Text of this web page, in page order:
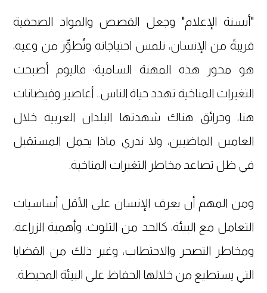
"أنسنة الإعلام" وجعل القصص والمواد الصحفية
قريبةً من الإنسان، تلمس احتياجاته وتُطوِّر من وعيه،
هو محور هذه المهنة السامية؛ فاليوم أصبحت
التغيرات المناخية تهدد حياة الناس.. أعاصير وفيضانات
هنا، وحرائق هناك شهدتها البلدان العربية خلال
العامين الماضيين، ولا ندري ماذا يحمل المستقبل
في ظل تصاعد مخاطر التغيرات المناخية.
ومن المهم أن يعرف الإنسان على الأقل أساسيات
التعامل مع البيئة، كالحد من التلوث، وأهمية الزراعة،
ومخاطر التصحر والاحتطاب، وغير ذلك من القضايا
التي يستطيع من خلالها الحفاظ على البيئة المحيطة.